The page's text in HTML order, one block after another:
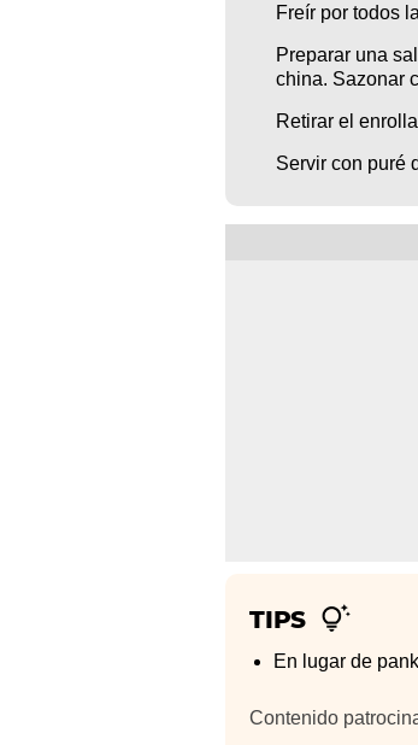
Freír por todos
Preparar una
china. Sazonar
Retirar el
Servir con puré
TIPS
En lugar de
Contenido